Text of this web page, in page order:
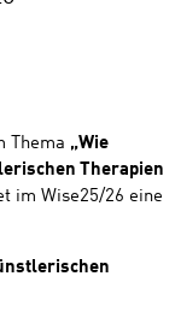
Thema „Wie
Therapien
im Wise25/26 eine